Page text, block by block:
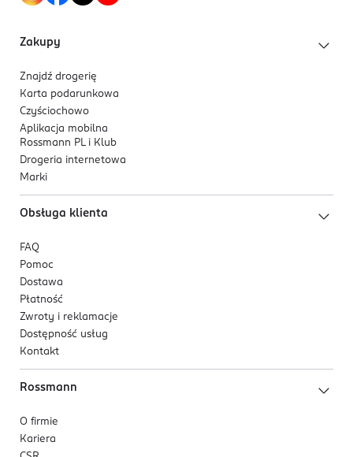
Zakupy
Znajdź drogerię
Karta podarunkowa
Czyściochowo
Aplikacja mobilna
Rossmann PL i Klub
Drogeria internetowa
Marki
Obsługa klienta
FAQ
Pomoc
Dostawa
Płatność
Zwroty i reklamacje
Dostępność usług
Kontakt
Rossmann
O firmie
Kariera